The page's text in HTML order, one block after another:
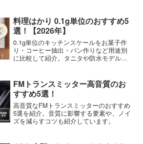
料理はかり 0.1g単位のおすすめ5
選！【2026年】
0.1g単位のキッチンスケールをお菓子作
り・コーヒー抽出・パン作りなど用途別
に比較して紹介。タニタや防水モデルな
FMトランスミッター高音質のお
すすめ5選！
高音質なFMトランスミッターのおすすめ
5選を紹介。音質に影響する要素や、ノイ
ズを減らすコツも紹介しています。